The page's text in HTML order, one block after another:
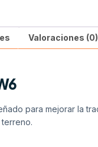
Valoraciones (0)
para mejorar la